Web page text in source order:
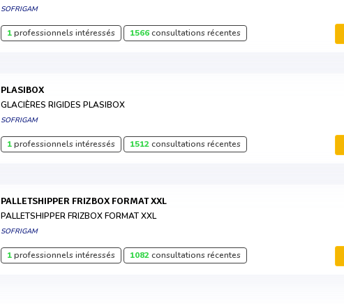
SOFRIGAM
1professionnels intéressés 1566consultations récentes
PLASIBOX
GLACIÈRES RIGIDES PLASIBOX
SOFRIGAM
1professionnels intéressés 1512consultations récentes
PALLETSHIPPER FRIZBOX FORMAT XXL
PALLETSHIPPER FRIZBOX FORMAT XXL
SOFRIGAM
1professionnels intéressés 1082consultations récentes